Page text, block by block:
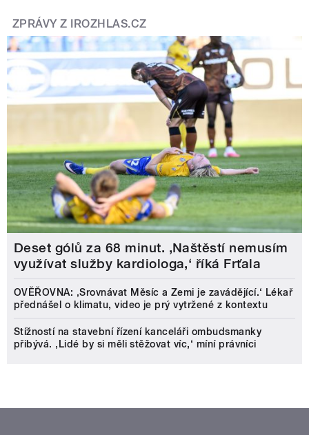
ZPRÁVY Z IROZHLAS.CZ
Deset gólů za 68 minut. ,Naštěstí nemusím
využívat služby kardiologa,‘ říká Frťala
OVĚŘOVNA: ‚Srovnávat Měsíc a Zemi je zavádějící.‘ Lékař
přednášel o klimatu, video je prý vytržené z kontextu
Stížností na stavební řízení kanceláři ombudsmanky
přibývá. ‚Lidé by si měli stěžovat víc,‘ míní právníci